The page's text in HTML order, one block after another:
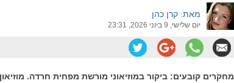
מאת: קרן כהן
יום שלישי, 9 ביוני 2026, 23:31
מחקרים קובעים: ביקור במוזיאוני מורשת מפחית חרדה.